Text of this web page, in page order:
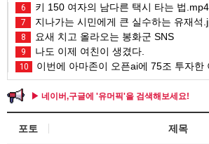
6 키 150 여자의 남다른 택시 타는 법.mp4
7 지나가는 시민에게 큰 실수하는 유재석
8 요새 치고 올라오는 봉화군 SNS
9 나도 이제 여친이 생겼다.
10 이번에 아마존이 오픈ai에 75조 투자한
▶ 네이버,구글에 '유머픽'을 검색해보세요!
포토 제목